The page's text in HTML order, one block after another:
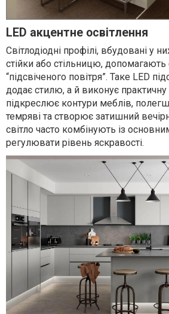
LED акцентне освітлення
Світлодіодні профілі, вбудовані у
стійки або стільницю,
“підсвіченого повітря”. Таке LED
додає стилю, а й виконує
підкреслює контури меблів,
темряві та створює затишний
світло часто комбінують із
регулювати рівень яскравості.